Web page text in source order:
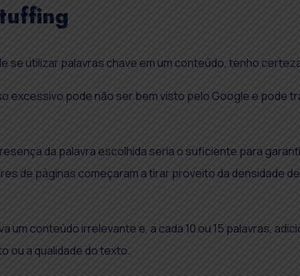
se utilizar palavras chave em um conteúdo, tenho
excessivo pode não ser bem visto pelo Google e pode
da palavra escolhida seria o suficiente para
de páginas começaram a tirar proveito da densidade
um conteúdo irrelevante e, a cada 10 ou 15 palavras,
ou a qualidade do texto.